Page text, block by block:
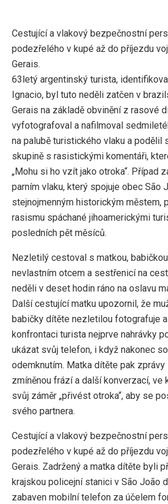
Cestující a vlakový bezpečnostní
podezřelého v kupé až do příjezdu
Gerais.
63letý argentinský turista,
Ignacio, byl tuto neděli zatčen v
Gerais na základě obvinění z rasové
vyfotografoval a nafilmoval
na palubě turistického vlaku a podělil
skupině s rasistickými komentáři,
„Mohu si ho vzít jako otroka“. Případ
parním vlaku, který spojuje obec São
stejnojmenným historickým městem,
rasismu spáchané jihoamerickými
posledních pět měsíců.
Nezletilý cestoval s matkou,
nevlastním otcem a sestřenicí na
neděli v deset hodin ráno na oslavu
Další cestující matku upozornil, že
babičky dítěte nezletilou fotografuje
konfrontaci turista nejprve nahrávky
ukázat svůj telefon, i když nakonec
odemknutím. Matka dítěte pak
zmíněnou frází a další konverzací, ve
svůj záměr „přivést otroka“, aby se
svého partnera.
Cestující a vlakový bezpečnostní
podezřelého v kupé až do příjezdu
Gerais. Zadržený a matka dítěte byli
krajskou policejní stanici v São João
zabaven mobilní telefon za účelem